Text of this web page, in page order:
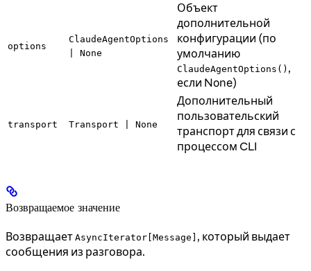
options
ClaudeAgentOptions
| None
Объект
дополнительной
конфигурации (по
умолчанию
ClaudeAgentOptions() ,
если None)
transport Transport | None
Дополнительный
пользовательский
транспорт для связи с
процессом CLI
Возвращаемое значение
Возвращает AsyncIterator[Message] , который выдает
сообщения из разговора.